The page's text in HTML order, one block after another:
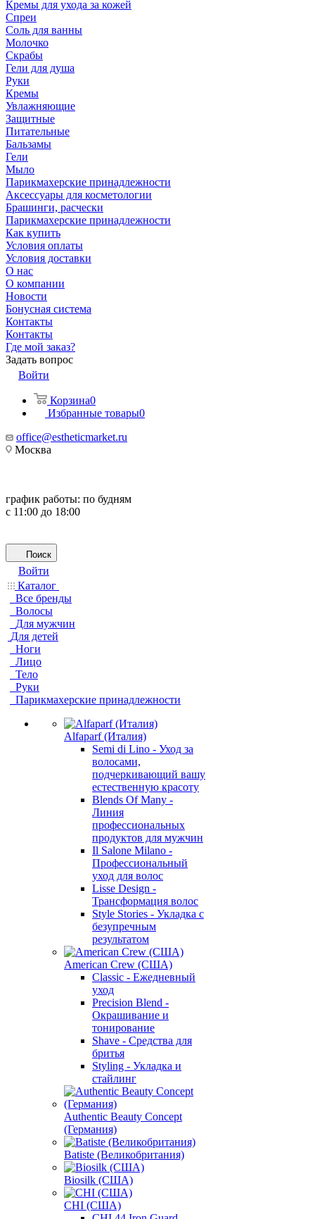
Кремы для ухода за кожей
Спреи
Соль для ванны
Молочко
Скрабы
Гели для душа
Руки
Кремы
Увлажняющие
Защитные
Питательные
Бальзамы
Гели
Мыло
Парикмахерские принадлежности
Аксессуары для косметологии
Брашинги, расчески
Парикмахерские принадлежности
Как купить
Условия оплаты
Условия доставки
О нас
О компании
Новости
Бонусная система
Контакты
Контакты
Где мой заказ?
Задать вопрос
Войти
Корзина0
Избранные товары0
office@estheticmarket.ru
Москва
график работы: по будням
с 11:00 до 18:00
Поиск
Войти
Каталог
Все бренды
Волосы
Для мужчин
Для детей
Ноги
Лицо
Тело
Руки
Парикмахерские принадлежности
Alfaparf (Италия)
Semi di Lino - Уход за
волосами,
подчеркивающий вашу
естественную красоту
Blends Of Many -
Линия
профессиональных
продуктов для мужчин
Il Salone Milano -
Профессиональный
уход для волос
Lisse Design -
Трансформация волос
Style Stories - Укладка с
безупречным
результатом
American Crew (США)
Classic - Ежедневный
уход
Precision Blend -
Окрашивание и
тонирование
Shave - Средства для
бритья
Styling - Укладка и
стайлинг
Authentic Beauty Concept
(Германия)
Batiste (Великобритания)
Biosilk (США)
CHI (США)